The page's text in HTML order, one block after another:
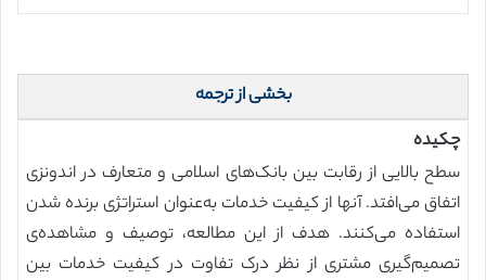
بخشی از ترجمه
چکیده
سطح بالایی از رقابت بین بانک‌های اسلامی و متعارف در اندونزی
اتفاق می‌افتد. آنها از کیفیت خدمات به‌عنوان استراتژی برنده شدن
استفاده می‌کنند. هدف از این مطالعه، توصیف و مشاهده‌ی
تصمیم‌گیری مشتری از نظر درک تفاوت در کیفیت خدمات بین